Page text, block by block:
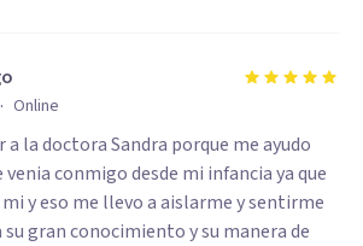
· Online
la doctora Sandra porque me ayudo
venia conmigo desde mi infancia ya que
y eso me llevo a aislarme y sentirme
su gran conocimiento y su manera de